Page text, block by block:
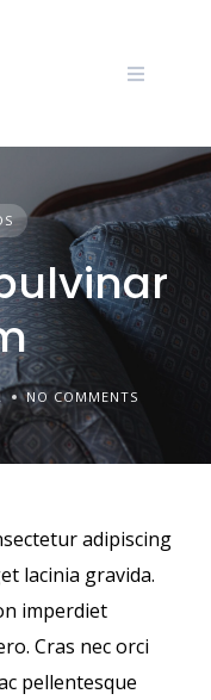
NO COMMENTS
adipiscing
lacinia gravida.
imperdiet
Cras nec orci
pellentesque